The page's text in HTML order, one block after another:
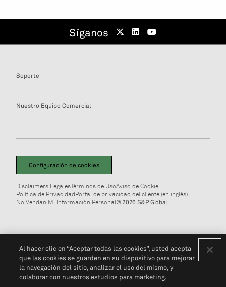
Síganos
Soporte
Nuestro Equipo Comercial
Configuración de cookies
Disclaimers LegalesTérminos de UsoAviso de Cookie
Política de PrivacidadPortal de privacidad del cliente (en inglés)
No Vendan Mi Información Personal© 2026 S&P Global
Al hacer clic en “Aceptar todas las cookies”, usted acepta
que las cookies se guarden en su dispositivo para mejorar
la navegación del sitio, analizar el uso del mismo, y
colaborar con nuestros estudios para marketing.